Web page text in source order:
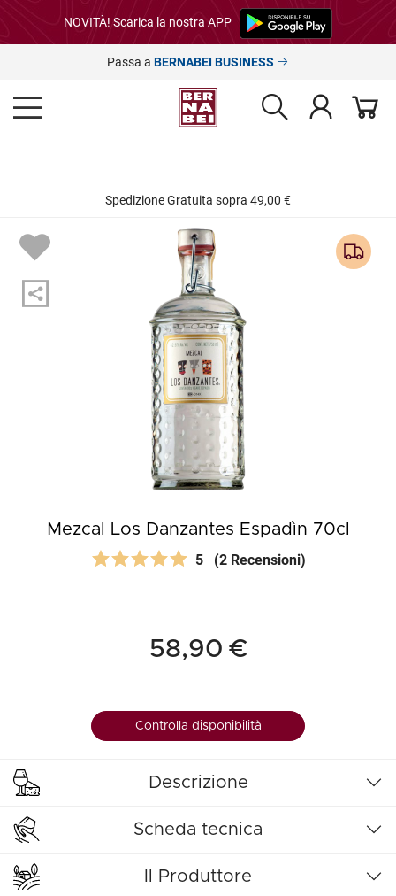
NOVITÀ! Scarica la nostra APP
Passa a BERNABEI BUSINESS
Spedizione Gratuita sopra 49,00 €
Mezcal Los Danzantes Espadìn 70cl
5 (2 Recensioni)
58,90 €
Controlla disponibilità
Descrizione
Scheda tecnica
Il Produttore